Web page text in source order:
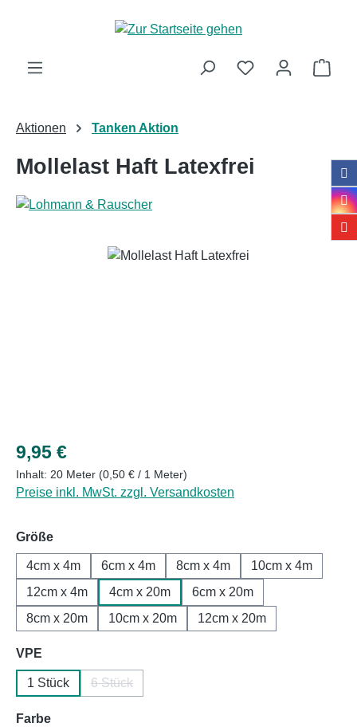
Zum Hauptinhalt springen
Aktionen Tanken Aktion
Mollelast Haft Latexfrei
Bildergalerie überspringen
Regulärer Preis:
9,95 €
Inhalt: 20 Meter (0,50 € / 1 Meter)
Preise inkl. MwSt. zzgl. Versandkosten
Größeauswählen
4cm x 4m 6cm x 4m 8cm x 4m
10cm x 4m
12cm x 4m
4cm x 20m
6cm x 20m
8cm x 20m
10cm x 20m 12cm x 20m
VPE
1 Stück 6 Stück
Farbeauswählen